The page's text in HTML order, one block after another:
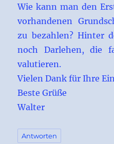
Wie kann man den
vorhandenen
zu bezahlen? Hinter
noch Darlehen, die
valutieren.
Vielen Dank für Ihre
Beste Grüße
Walter
Antworten